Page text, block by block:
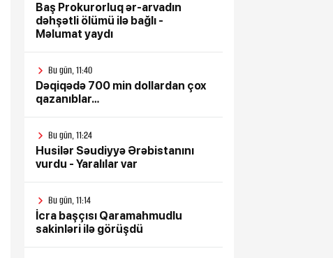
Baş Prokurorluq ər-arvadın
dəhşətli ölümü ilə bağlı -
Məlumat yaydı
Bu gün, 11:40
Dəqiqədə 700 min dollardan çox
qazanıblar…
Bu gün, 11:24
Husilər Səudiyyə Ərəbistanını
vurdu - Yaralılar var
Bu gün, 11:14
İcra başçısı Qaramahmudlu
sakinləri ilə görüşdü